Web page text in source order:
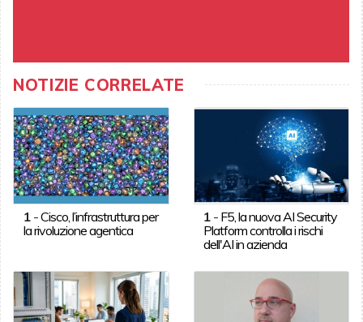
NOTIZIE CORRELATE
1-Cisco, l’infrastruttura per
la rivoluzione agentica
1 - F5, la nuova AI Security
Platform controlla i rischi
dell'AI in azienda